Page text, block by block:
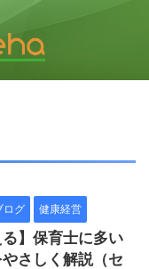
ログ 健康経営
る】保育士に多い
さしく解説（セ